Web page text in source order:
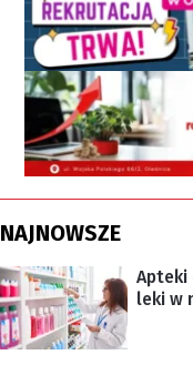
NAJNOWSZE
Apteki
leki w